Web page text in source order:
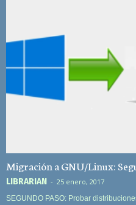
Migración a GNU/Linux:
LIBRARIAN - 25 enero, 2017
SEGUNDO PASO: Probar